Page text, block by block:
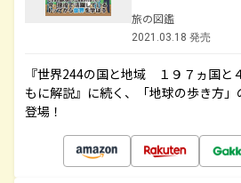
旅の図鑑
2021.03.18 発売
『世界244の国と地域 １９７ヵ国と
もに解説』に続く、「地球の歩き方
登場！